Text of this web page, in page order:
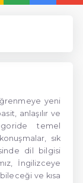
yeni
anlaşılır ve
temel
sık
dil bilgisi
İngilizceye
ve kısa